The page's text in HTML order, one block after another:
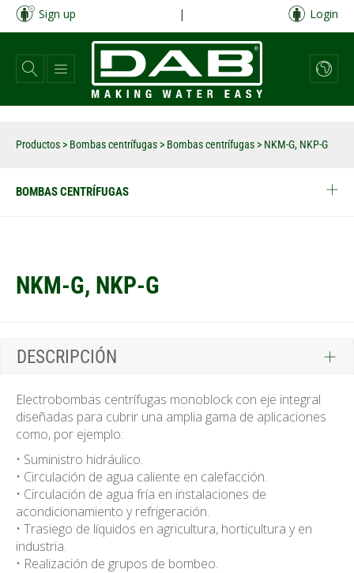
Pasar
contenido
principal
Sign up | Login
Productos > Bombas centrífugas > Bombas centrífugas > NKM-G, NKP-G
BOMBAS CENTRÍFUGAS
NKM-G, NKP-G
DESCRIPCIÓN
Electrobombas centrífugas monoblock con eje integral
diseñadas para cubrir una amplia gama de aplicaciones
como, por ejemplo:
• Suministro hidráulico.
• Circulación de agua caliente en calefacción.
• Circulación de agua fría en instalaciones de
acondicionamiento y refrigeración.
• Trasiego de líquidos en agricultura, horticultura y en
industria.
• Realización de grupos de bombeo.